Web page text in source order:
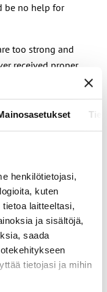
henkilötietojasi,
kuten
laitteeltasi,
ja sisältöjä,
saada
tietojasi ja mihin
be no help for
too strong and
received proper
it is for and how
of gloves. Many
supervisors do not
Esim. Olen
mutta ei näy
koska desipelit
vielä hetken ja
muu tiimi jää